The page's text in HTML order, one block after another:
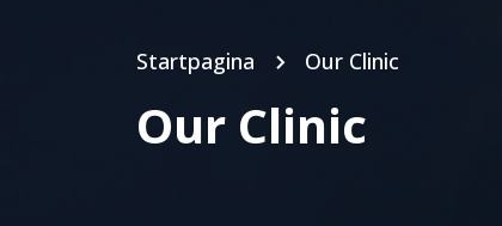
Startpagina Our Clinic
Our Clinic